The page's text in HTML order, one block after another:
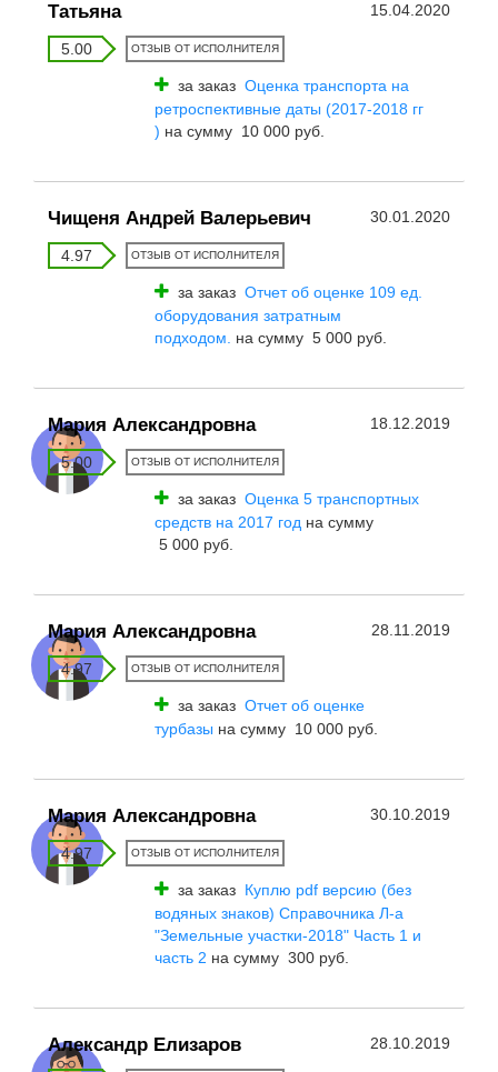
Татьяна 15.04.2020
5.00 ОТЗЫВ ОТ ИСПОЛНИТЕЛЯ
за заказ Оценка транспорта на
ретроспективные даты (2017-2018 гг
) на сумму 10 000 руб.
Чищеня Андрей Валерьевич 30.01.2020
4.97 ОТЗЫВ ОТ ИСПОЛНИТЕЛЯ
за заказ Отчет об оценке 109 ед.
оборудования затратным
подходом.
на сумму 5 000 руб.
Мария Александровна 18.12.2019
5.00 ОТЗЫВ ОТ ИСПОЛНИТЕЛЯ
за заказ Оценка 5 транспортных
средств на 2017 год на сумму
5 000 руб.
Мария Александровна 28.11.2019
4.97 ОТЗЫВ ОТ ИСПОЛНИТЕЛЯ
за заказ Отчет об оценке
турбазы на сумму 10 000 руб.
Мария Александровна 30.10.2019
4.97 ОТЗЫВ ОТ ИСПОЛНИТЕЛЯ
за заказ Куплю pdf версию (без
водяных знаков) Справочника Л-а
"Земельные участки-2018" Часть 1 и
часть 2 на сумму 300 руб.
Александр Елизаров 28.10.2019